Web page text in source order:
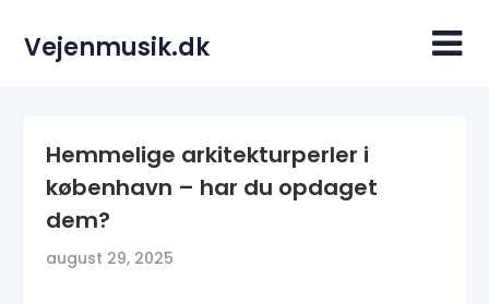
content
Vejenmusik.dk
Hemmelige arkitekturperler i
københavn – har du opdaget
dem?
august 29, 2025